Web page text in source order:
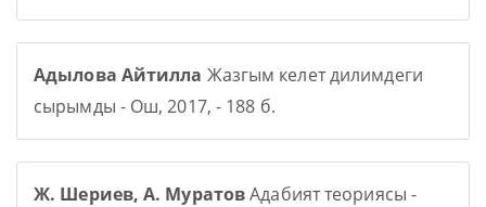
Адылова Айтилла Жазгым келет дилимдеги
сырымды - Ош, 2017, - 188 б.
Ж. Шериев, А. МуратовАдабият теориясы -